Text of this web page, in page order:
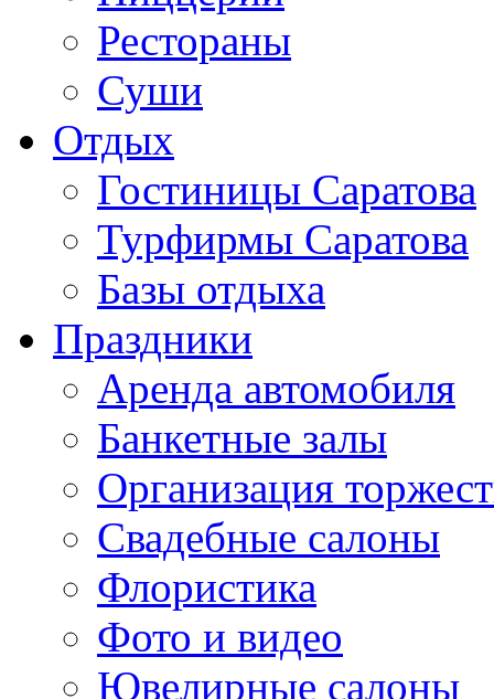
Рестораны
Суши
Отдых
Гостиницы Саратова
Турфирмы Саратова
Базы отдыха
Праздники
Аренда автомобиля
Банкетные залы
Организация
Свадебные салоны
Флористика
Фото и видео
Ювелирные салоны